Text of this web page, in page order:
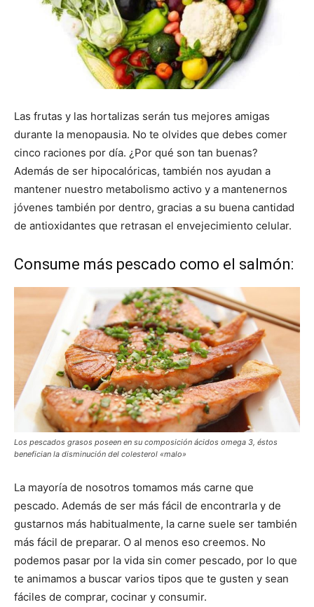
Las frutas y las hortalizas serán tus mejores amigas
durante la menopausia. No te olvides que debes comer
cinco raciones por día. ¿Por qué son tan buenas?
Además de ser hipocalóricas, también nos ayudan a
mantener nuestro metabolismo activo y a mantenernos
jóvenes también por dentro, gracias a su buena cantidad
de antioxidantes que retrasan el envejecimiento celular.
Consume más pescado como el salmón:
Los pescados grasos poseen en su composición ácidos omega 3, éstos
benefician la disminución del colesterol «malo»
La mayoría de nosotros tomamos más carne que
pescado. Además de ser más fácil de encontrarla y de
gustarnos más habitualmente, la carne suele ser también
más fácil de preparar. O al menos eso creemos. No
podemos pasar por la vida sin comer pescado, por lo que
te animamos a buscar varios tipos que te gusten y sean
fáciles de comprar, cocinar y consumir.